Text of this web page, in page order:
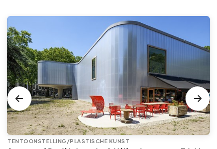
TENTOONSTELLING/PLASTISCHE KUNST